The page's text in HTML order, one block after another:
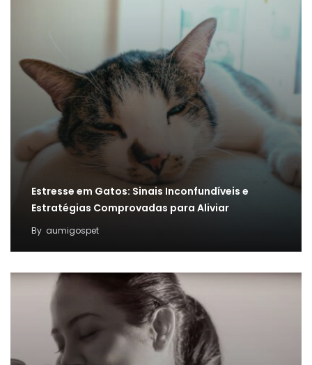
Estresse em Gatos: Sinais Inconfundíveis e
Estratégias Comprovadas para Aliviar
By aumigospet